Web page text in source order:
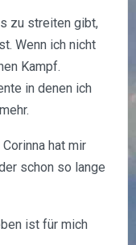
zu streiten gibt,
Wenn ich nicht
Kampf.
in denen ich
hat mir
schon so lange
ist für mich